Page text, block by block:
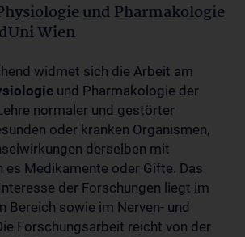
und Pharmakologie
Wien
widmet sich die Arbeit am
und Pharmakologie der
normaler und gestörter
oder kranken Organismen,
derselben mit
es Medikamente oder Gifte. Das
der Forschungen liegt im
Bereich sowie im Nerven- und
Forschungsarbeit reicht von der